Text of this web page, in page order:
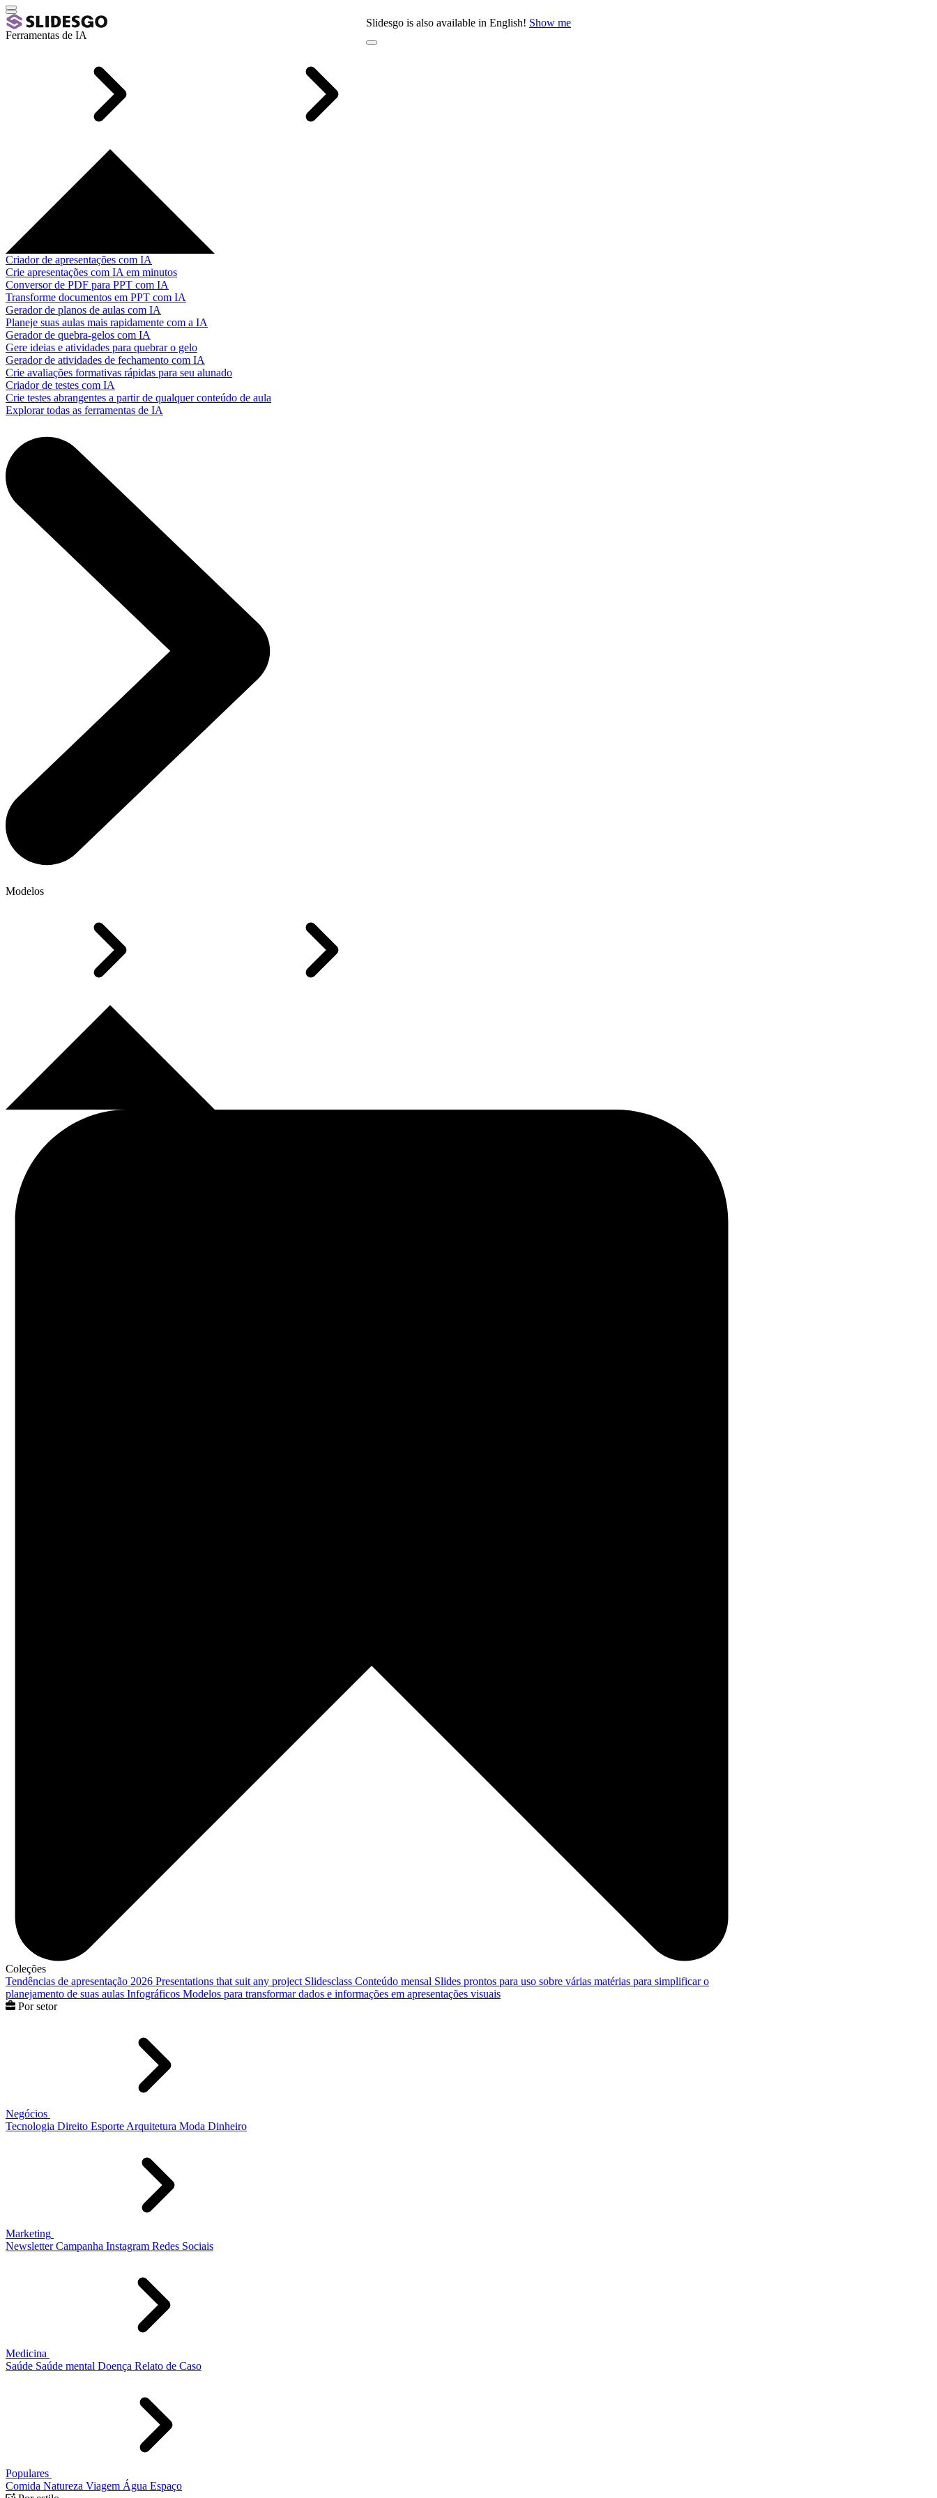
Slidesgo is also available in English! Show me
Ferramentas de IA
Criador de apresentações com IA
Crie apresentações com IA em minutos
Conversor de PDF para PPT com IA
Transforme documentos em PPT com IA
Gerador de planos de aulas com IA
Planeje suas aulas mais rapidamente com a IA
Gerador de quebra-gelos com IA
Gere ideias e atividades para quebrar o gelo
Gerador de atividades de fechamento com IA
Crie avaliações formativas rápidas para seu alunado
Criador de testes com IA
Crie testes abrangentes a partir de qualquer conteúdo de aula
Explorar todas as ferramentas de IA
Modelos
Coleções
Tendências de apresentação 2026 Presentations that suit any project Slidesclass Conteúdo mensal Slides prontos para uso sobre várias matérias para simplificar o
planejamento de suas aulas Infográficos Modelos para transformar dados e informações em apresentações visuais
Por setor
Negócios
Tecnologia Direito Esporte Arquitetura Moda Dinheiro
Marketing
Newsletter Campanha Instagram Redes Sociais
Medicina
Saúde Saúde mental Doença Relato de Caso
Populares
Comida Natureza Viagem Água Espaço